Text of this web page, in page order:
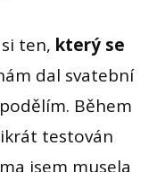
ten, který se
dal svatební
Během
testován
jsem musela